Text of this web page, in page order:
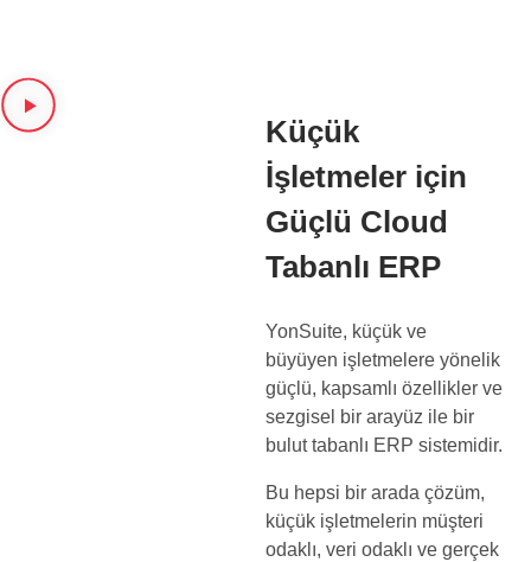
Küçük
İşletmeler için
Güçlü Cloud
Tabanlı ERP
YonSuite, küçük ve
büyüyen işletmelere yönelik
güçlü, kapsamlı özellikler ve
sezgisel bir arayüz ile bir
bulut tabanlı ERP sistemidir.
Bu hepsi bir arada çözüm,
küçük işletmelerin müşteri
odaklı, veri odaklı ve gerçek